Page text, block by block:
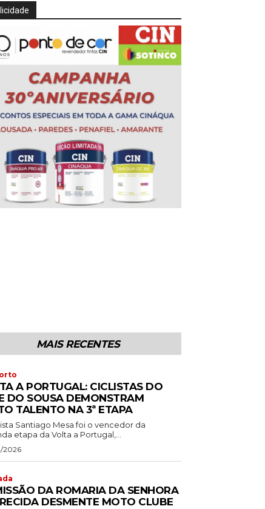
MAIS RECENTES
A PORTUGAL: CICLISTAS DO
DO SOUSA DEMONSTRAM
TALENTO NA 3ª ETAPA
Santiago Mesa foi o vencedor da
etapa da Volta a Portugal,...
2026
DA ROMARIA DA SENHORA
DESMENTE MOTO CLUBE